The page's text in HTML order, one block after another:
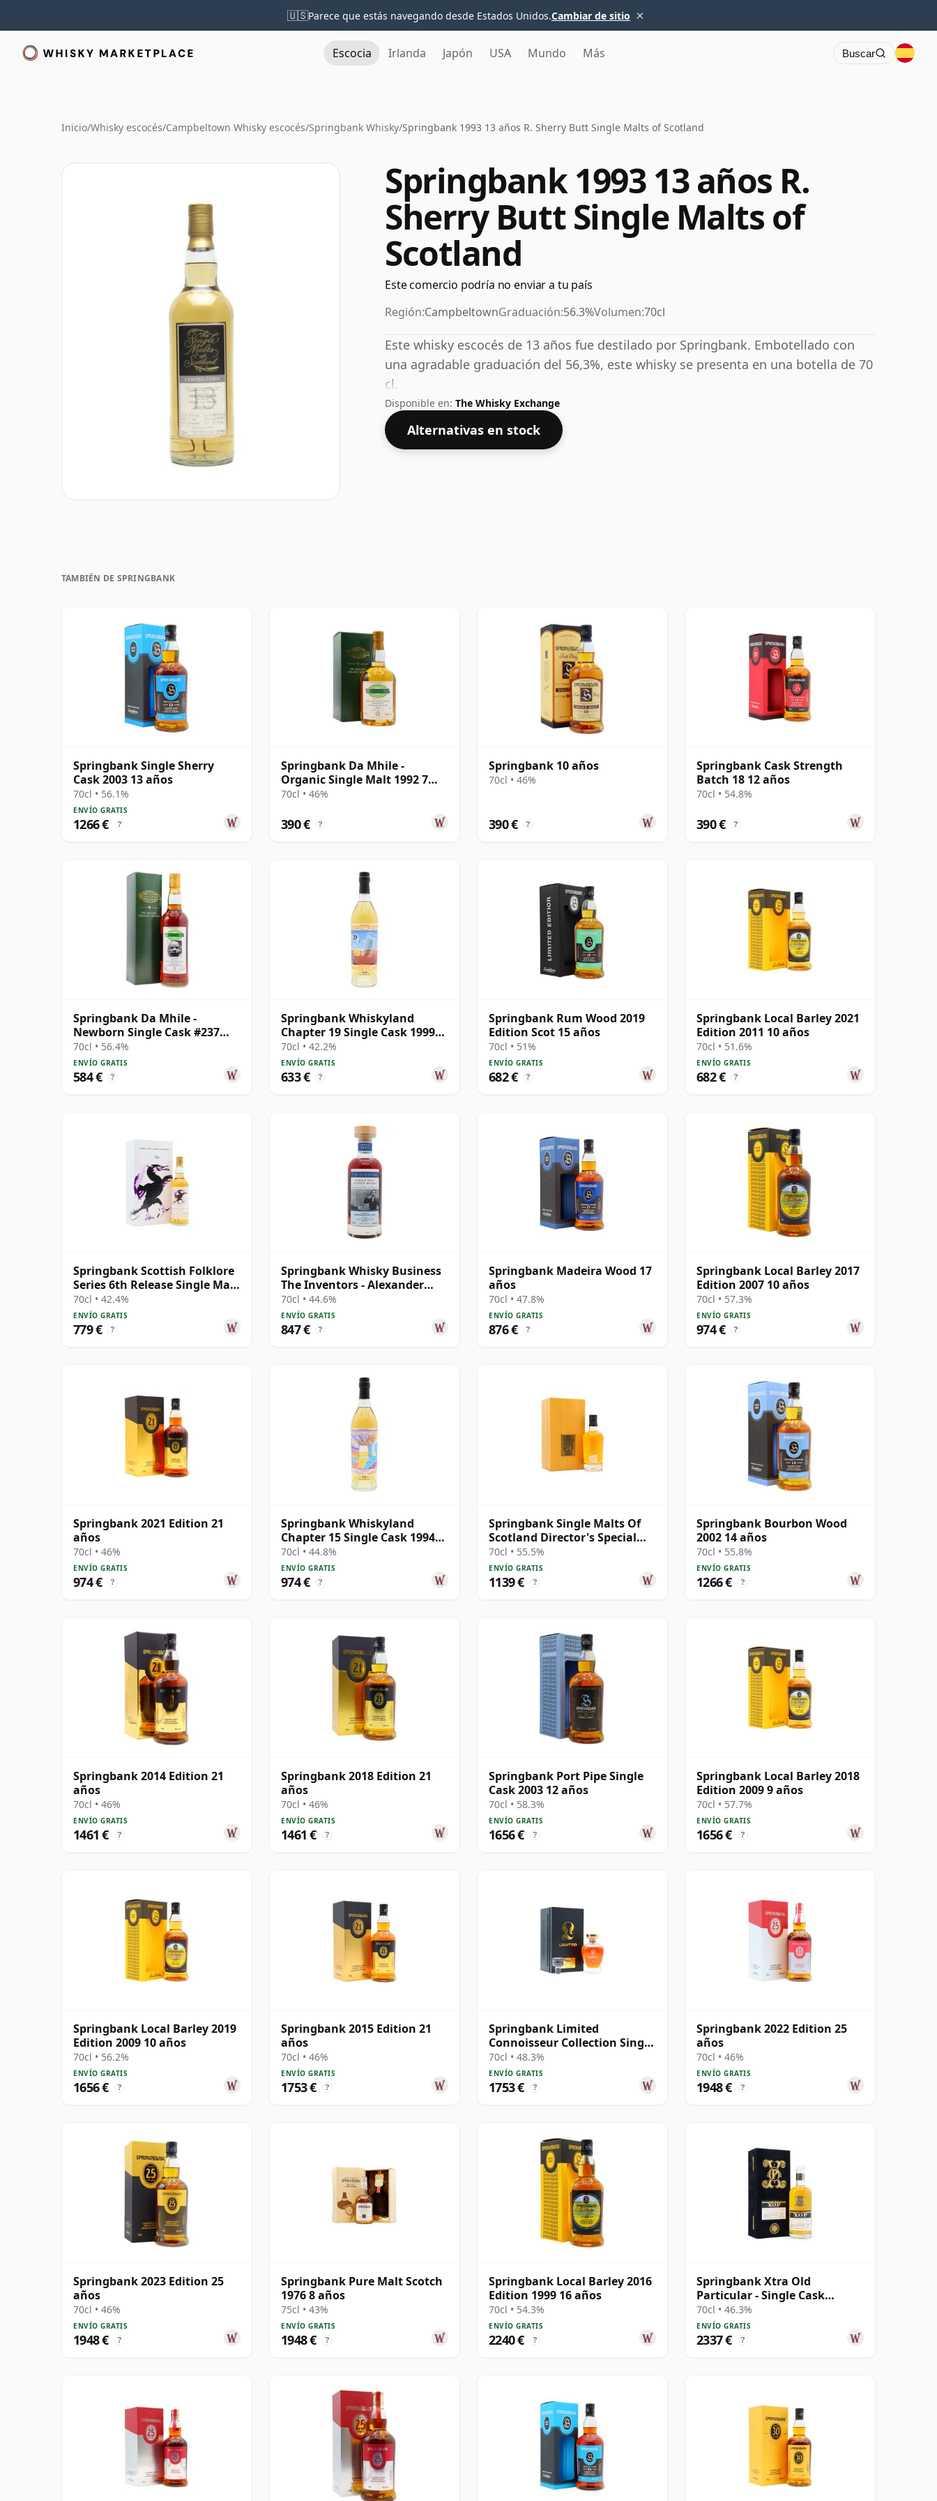
🇺🇸Parece que estás navegando desde Estados Unidos.Cambiar de sitio ×
Escocia Irlanda Japón USA Mundo Más Buscar
Inicio/Whisky escocés/Campbeltown Whisky escocés/Springbank Whisky/Springbank 1993 13 años R. Sherry Butt Single Malts of Scotland
Springbank 1993 13 años R.
Sherry Butt Single Malts of
Scotland
Este comercio podría no enviar a tu país
Región:CampbeltownGraduación:56.3%Volumen:70cl
Este whisky escocés de 13 años fue destilado por Springbank. Embotellado con
una agradable graduación del 56,3%, este whisky se presenta en una botella de 70
cl.
Disponible en: The Whisky Exchange
Alternativas en stock
TAMBIÉN DE SPRINGBANK
Springbank Single Sherry
Cask 2003 13 años
70cl • 56.1%
ENVÍO GRATIS
1266 € ?
Springbank Da Mhile -
Organic Single Malt 1992 7
años
70cl • 46%
390 € ?
Springbank 10 años
70cl • 46%
390 € ?
Springbank Cask Strength
Batch 18 12 años
70cl • 54.8%
390 € ?
Springbank Da Mhile -
Newborn Single Cask #237
1992 15 años
70cl • 56.4%
ENVÍO GRATIS
584 € ?
Springbank Whiskyland
Chapter 19 Single Cask 1999
25 años
70cl • 42.2%
ENVÍO GRATIS
633 € ?
Springbank Rum Wood 2019
Edition Scot 15 años
70cl • 51%
ENVÍO GRATIS
682 € ?
Springbank Local Barley 2021
Edition 2011 10 años
70cl • 51.6%
ENVÍO GRATIS
682 € ?
Springbank Scottish Folklore
Series 6th Release Single Malt
S 2000 21 años
70cl • 42.4%
ENVÍO GRATIS
779 € ?
Springbank Whisky Business
The Inventors - Alexander
Graham B 1997 28 años
70cl • 44.6%
ENVÍO GRATIS
847 € ?
Springbank Madeira Wood 17
años
70cl • 47.8%
ENVÍO GRATIS
876 € ?
Springbank Local Barley 2017
Edition 2007 10 años
70cl • 57.3%
ENVÍO GRATIS
974 € ?
Springbank 2021 Edition 21
años
70cl • 46%
ENVÍO GRATIS
974 € ?
Springbank Whiskyland
Chapter 15 Single Cask 1994
30 años
70cl • 44.8%
ENVÍO GRATIS
974 € ?
Springbank Single Malts Of
Scotland Director's Special
Scotch 25 años
70cl • 55.5%
ENVÍO GRATIS
1139 € ?
Springbank Bourbon Wood
2002 14 años
70cl • 55.8%
ENVÍO GRATIS
1266 € ?
Springbank 2014 Edition 21
años
70cl • 46%
ENVÍO GRATIS
1461 € ?
Springbank 2018 Edition 21
años
70cl • 46%
ENVÍO GRATIS
1461 € ?
Springbank Port Pipe Single
Cask 2003 12 años
70cl • 58.3%
ENVÍO GRATIS
1656 € ?
Springbank Local Barley 2018
Edition 2009 9 años
70cl • 57.7%
ENVÍO GRATIS
1656 € ?
Springbank Local Barley 2019
Edition 2009 10 años
70cl • 56.2%
ENVÍO GRATIS
1656 € ?
Springbank 2015 Edition 21
años
70cl • 46%
ENVÍO GRATIS
1753 € ?
Springbank Limited
Connoisseur Collection Single
Cask #230 1991 31 años
70cl • 48.3%
ENVÍO GRATIS
1753 € ?
Springbank 2022 Edition 25
años
70cl • 46%
ENVÍO GRATIS
1948 € ?
Springbank 2023 Edition 25
años
70cl • 46%
ENVÍO GRATIS
1948 € ?
Springbank Pure Malt Scotch
1976 8 años
75cl • 43%
ENVÍO GRATIS
1948 € ?
Springbank Local Barley 2016
Edition 1999 16 años
70cl • 54.3%
ENVÍO GRATIS
2240 € ?
Springbank Xtra Old
Particular - Single Cask
#18281 1992 31 años
70cl • 46.3%
ENVÍO GRATIS
2337 € ?